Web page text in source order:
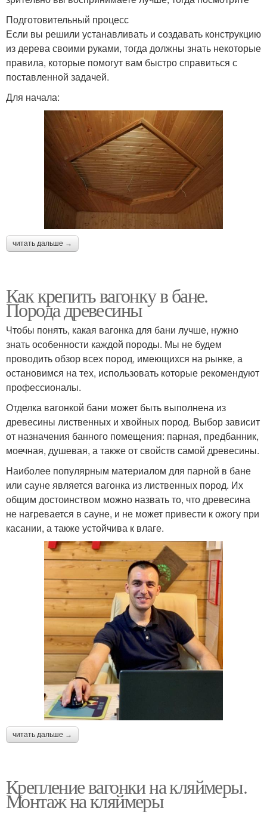
Подготовительный процесс
Если вы решили устанавливать и создавать конструкцию
из дерева своими руками, тогда должны знать некоторые
правила, которые помогут вам быстро справиться с
поставленной задачей.
Для начала:
читать дальше →
Как крепить вагонку в бане.
Порода древесины
Чтобы понять, какая вагонка для бани лучше, нужно
знать особенности каждой породы. Мы не будем
проводить обзор всех пород, имеющихся на рынке, а
остановимся на тех, использовать которые рекомендуют
профессионалы.
Отделка вагонкой бани может быть выполнена из
древесины лиственных и хвойных пород. Выбор зависит
от назначения банного помещения: парная, предбанник,
моечная, душевая, а также от свойств самой древесины.
Наиболее популярным материалом для парной в бане
или сауне является вагонка из лиственных пород. Их
общим достоинством можно назвать то, что древесина
не нагревается в сауне, и не может привести к ожогу при
касании, а также устойчива к влаге.
читать дальше →
Крепление вагонки на кляймеры.
Монтаж на кляймеры